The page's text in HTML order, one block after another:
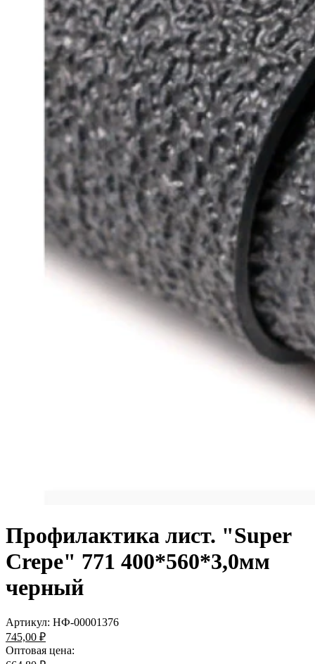
Профилактика лист. "Super
Crepe" 771 400*560*3,0мм
черный
Артикул: НФ-00001376
745,00 ₽
Оптовая цена: